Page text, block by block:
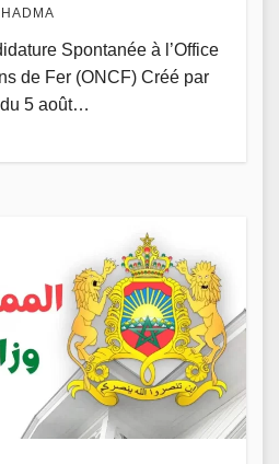
Spontanée à l’Office
de Fer (ONCF) Créé par
du 5 août…